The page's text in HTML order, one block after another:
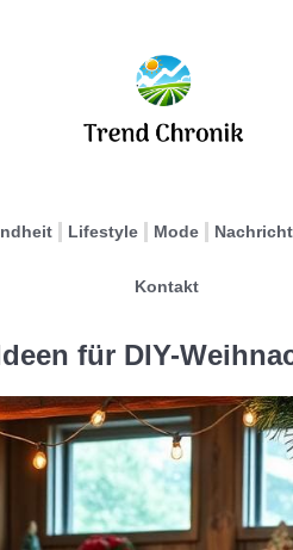
Lifestyle Mode
Kontakt
für DIY-